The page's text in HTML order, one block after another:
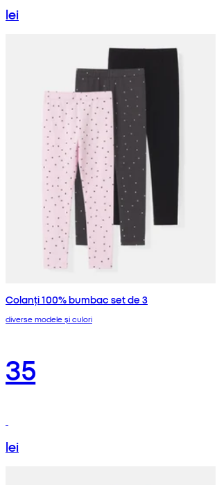
lei
Colanți 100% bumbac set de 3
diverse modele și culori
35
lei